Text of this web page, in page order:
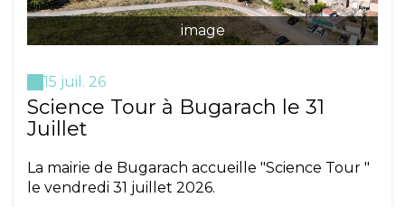
image
15 juil. 26
Science Tour à Bugarach le 31
Juillet
La mairie de Bugarach accueille "Science Tour "
le vendredi 31 juillet 2026.